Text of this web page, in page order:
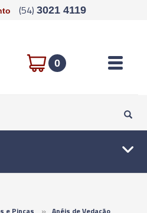
(54) 3021 4119
0 Toggle
e Pinças Anéis de Vedação